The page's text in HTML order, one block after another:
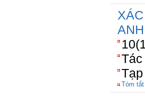
ANH
Tác
Tóm tắt